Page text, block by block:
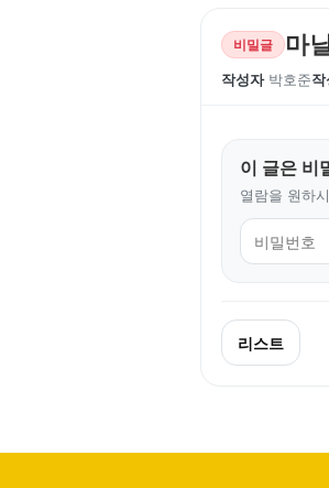
비밀글 마
작성자박호준
이 글은 비
열람을 원하
리스트